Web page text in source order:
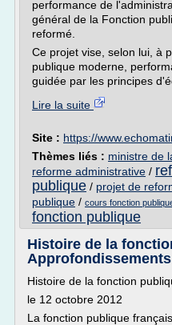
performance de
général de la Fonction
reformé.
Ce projet vise, selon lui, à
publique moderne,
guidée par les principes
Lire la suite
Site : https://
Thèmes liés : ministre de
reforme administrative /
publique / projet de
publique / cours fonction
fonction publique
Histoire de la
Approfondissements
Histoire de la fonction
le 12 octobre 2012
La fonction publique